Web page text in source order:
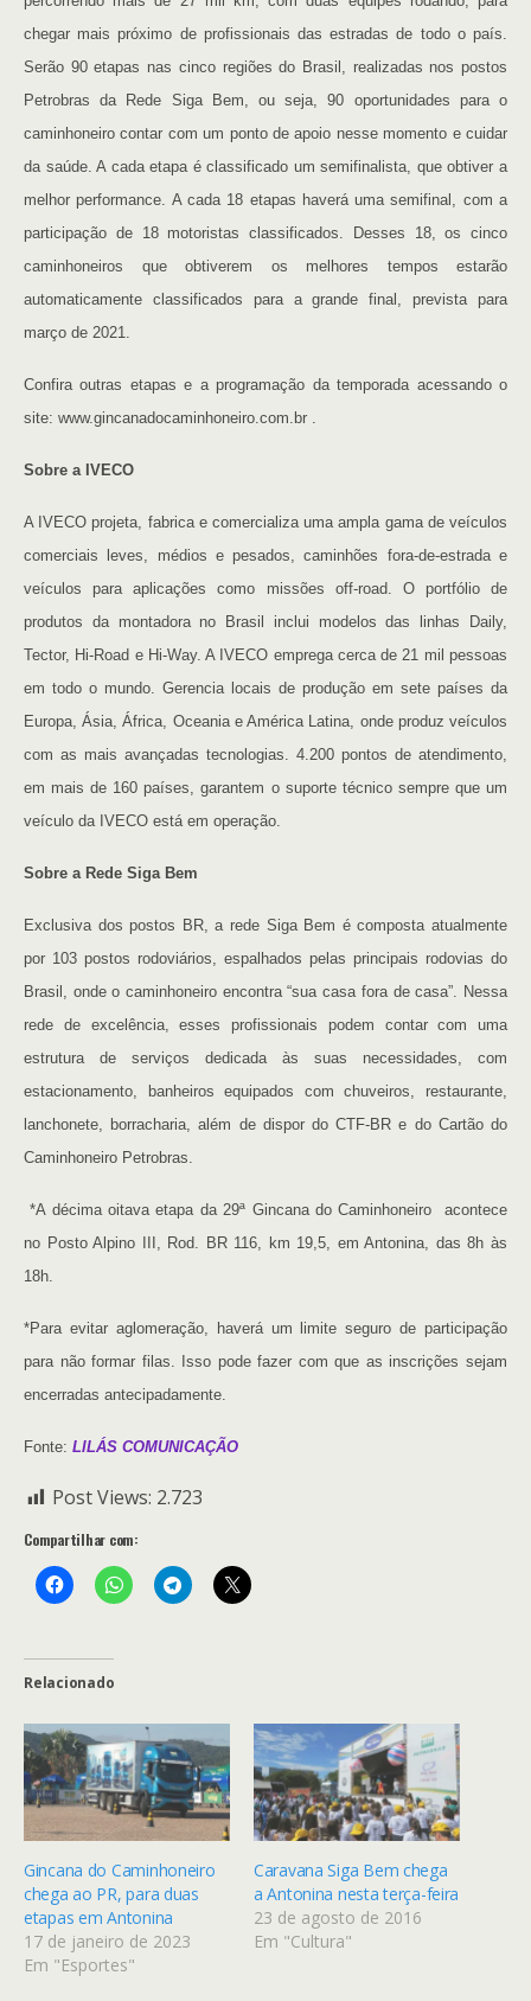
chegar mais próximo de profissionais das estradas de todo o país.
Serão 90 etapas nas cinco regiões do Brasil, realizadas nos postos
Petrobras da Rede Siga Bem, ou seja, 90 oportunidades para o
caminhoneiro contar com um ponto de apoio nesse momento e cuidar
da saúde. A cada etapa é classificado um semifinalista, que obtiver a
melhor performance. A cada 18 etapas haverá uma semifinal, com a
participação de 18 motoristas classificados. Desses 18, os cinco
caminhoneiros que obtiverem os melhores tempos estarão
automaticamente classificados para a grande final, prevista para
março de 2021.
Confira outras etapas e a programação da temporada acessando o
site: www.gincanadocaminhoneiro.com.br .
Sobre a IVECO
A IVECO projeta, fabrica e comercializa uma ampla gama de veículos
comerciais leves, médios e pesados, caminhões fora-de-estrada e
veículos para aplicações como missões off-road. O portfólio de
produtos da montadora no Brasil inclui modelos das linhas Daily,
Tector, Hi-Road e Hi-Way. A IVECO emprega cerca de 21 mil pessoas
em todo o mundo. Gerencia locais de produção em sete países da
Europa, Ásia, África, Oceania e América Latina, onde produz veículos
com as mais avançadas tecnologias. 4.200 pontos de atendimento,
em mais de 160 países, garantem o suporte técnico sempre que um
veículo da IVECO está em operação.
Sobre a Rede Siga Bem
Exclusiva dos postos BR, a rede Siga Bem é composta atualmente
por 103 postos rodoviários, espalhados pelas principais rodovias do
Brasil, onde o caminhoneiro encontra “sua casa fora de casa”. Nessa
rede de excelência, esses profissionais podem contar com uma
estrutura de serviços dedicada às suas necessidades, com
estacionamento, banheiros equipados com chuveiros, restaurante,
lanchonete, borracharia, além de dispor do CTF-BR e do Cartão do
Caminhoneiro Petrobras.
*A décima oitava etapa da 29ª Gincana do Caminhoneiro acontece
no Posto Alpino III, Rod. BR 116, km 19,5, em Antonina, das 8h às
18h.
*Para evitar aglomeração, haverá um limite seguro de participação
para não formar filas. Isso pode fazer com que as inscrições sejam
encerradas antecipadamente.
Fonte: LILÁS COMUNICAÇÃO
Post Views: 2.723
Compartilhar com:
Relacionado
Gincana do Caminhoneiro
chega ao PR, para duas
etapas em Antonina
17 de janeiro de 2023
Em "Esportes"
Caravana Siga Bem chega
a Antonina nesta terça-feira
23 de agosto de 2016
Em "Cultura"